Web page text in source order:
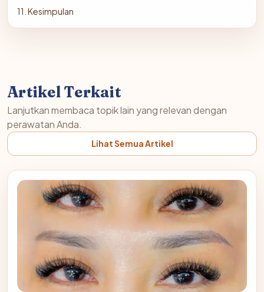
11. Kesimpulan
Artikel Terkait
Lanjutkan membaca topik lain yang relevan dengan
perawatan Anda.
Lihat Semua Artikel